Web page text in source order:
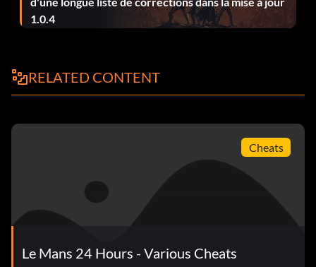
1.0.4
RELATED CONTENT
Cheats
Le Mans 24 Hours - Various Cheats